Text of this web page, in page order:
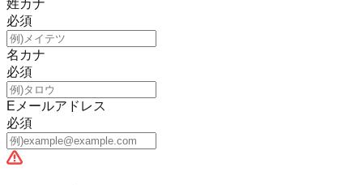
姓カナ
必須
名カナ
必須
Eメールアドレス
必須